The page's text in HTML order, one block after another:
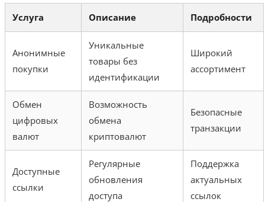
Услуга Описание Подробности
Анонимные
покупки
Уникальные
товары без
идентификации
Широкий
ассортимент
Обмен
цифровых
валют
Возможность
обмена
криптовалют
Безопасные
транзакции
Доступные
ссылки
Регулярные
обновления
доступа
Поддержка
актуальных
ссылок